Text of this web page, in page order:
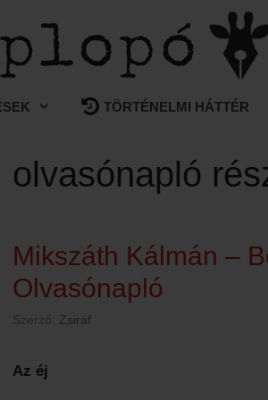
TÖRTÉNELMI HÁTTÉR
olvasónapló
Mikszáth Kálmán –
Olvasónapló
Szerző: Zsiráf
Az éj